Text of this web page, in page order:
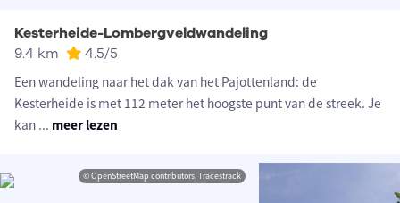
Kesterheide-Lombergveldwandeling
9.4 km 4.5/5
Een wandeling naar het dak van het Pajottenland: de
Kesterheide is met 112 meter het hoogste punt van de streek. Je
kan ... meer lezen
© OpenStreetMap contributors, Tracestrack